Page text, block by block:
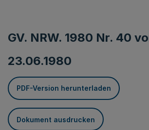
GV. NRW. 1980 Nr. 40
23.06.1980
PDF-Version herunterladen
Dokument ausdrucken